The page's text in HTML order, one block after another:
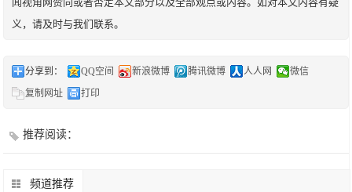
义，请及时与我们联系。
分享到： QQ空间 新浪微博 腾讯微博 人人网
微信
复制网址
打印
推荐阅读：
频道推荐